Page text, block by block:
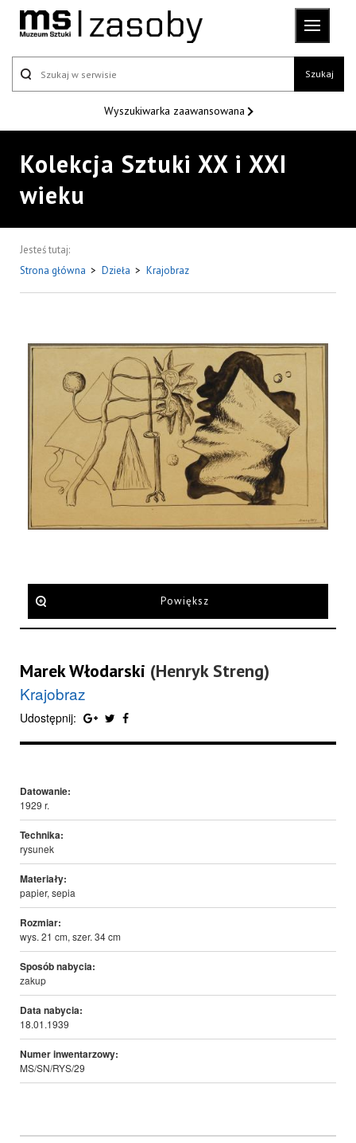
Szukaj
Wyszukiwarka zaawansowana
Kolekcja Sztuki XX i XXI
wieku
Jesteś tutaj:
Strona główna > Dzieła > Krajobraz
Powiększ
Marek Włodarski (Henryk Streng)
Krajobraz
Udostępnij:
Datowanie:
1929 r.
Technika:
rysunek
Materiały:
papier, sepia
Rozmiar:
wys. 21 cm, szer. 34 cm
Sposób nabycia:
zakup
Data nabycia:
18.01.1939
Numer inwentarzowy:
MS/SN/RYS/29